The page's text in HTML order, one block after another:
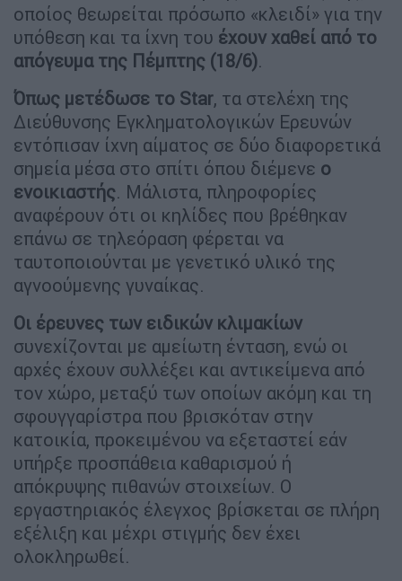
οποίος θεωρείται πρόσωπο «κλειδί» για την
υπόθεση και τα ίχνη του έχουν χαθεί από το
απόγευμα της Πέμπτης (18/6).
Όπως μετέδωσε το Star, τα στελέχη της
Διεύθυνσης Εγκληματολογικών Ερευνών
εντόπισαν ίχνη αίματος σε δύο διαφορετικά
σημεία μέσα στο σπίτι όπου διέμενε ο
ενοικιαστής. Μάλιστα, πληροφορίες
αναφέρουν ότι οι κηλίδες που βρέθηκαν
επάνω σε τηλεόραση φέρεται να
ταυτοποιούνται με γενετικό υλικό της
αγνοούμενης γυναίκας.
Οι έρευνες των ειδικών κλιμακίων
συνεχίζονται με αμείωτη ένταση, ενώ οι
αρχές έχουν συλλέξει και αντικείμενα από
τον χώρο, μεταξύ των οποίων ακόμη και τη
σφουγγαρίστρα που βρισκόταν στην
κατοικία, προκειμένου να εξεταστεί εάν
υπήρξε προσπάθεια καθαρισμού ή
απόκρυψης πιθανών στοιχείων. Ο
εργαστηριακός έλεγχος βρίσκεται σε πλήρη
εξέλιξη και μέχρι στιγμής δεν έχει
ολοκληρωθεί.